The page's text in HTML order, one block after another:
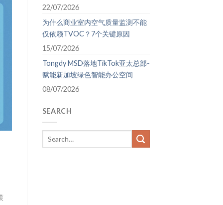
22/07/2026
为什么商业室内空气质量监测不能
仅依赖TVOC？7个关键原因
15/07/2026
Tongdy MSD落地TikTok亚太总部-
赋能新加坡绿色智能办公空间
08/07/2026
SEARCH